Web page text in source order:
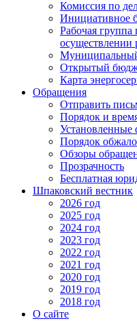
Комиссия по
Инициативное
Рабочая группа
осуществлении
Открытый
Карта
Обращения
Отправить
Порядок и
Порядок
Обзоры
Прозрачность
Бесплатная
Шпаковский вестник
2026 год
2025 год
2024 год
2023 год
2022 год
2021 год
2020 год
2019 год
2018 год
О сайте